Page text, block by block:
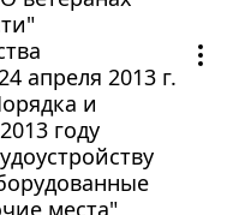
апреля 2013 г.
и
году
места"